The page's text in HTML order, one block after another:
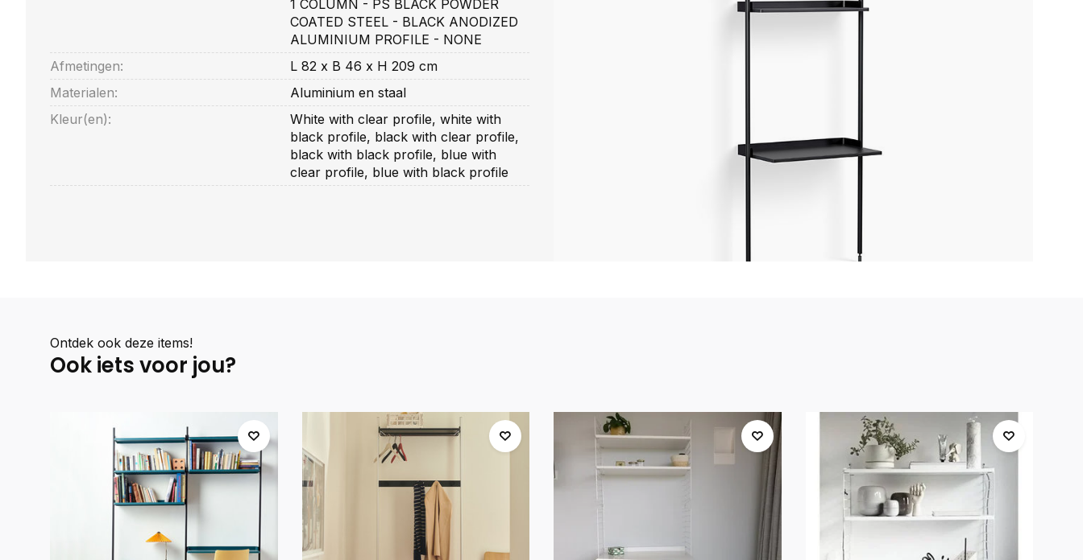
1 COLUMN - PS BLACK POWDER
COATED STEEL - BLACK ANODIZED
ALUMINIUM PROFILE - NONE
Afmetingen:
L 82 x B 46 x H 209 cm
Materialen:
Aluminium en staal
Kleur(en):
White with clear profile, white with
black profile, black with clear profile,
black with black profile, blue with
clear profile, blue with black profile
Ontdek ook deze items!
Ook iets voor jou?